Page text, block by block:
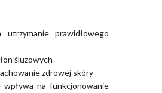
prawidłowego
śluzowych
zdrowej skóry
na funkcjonowanie